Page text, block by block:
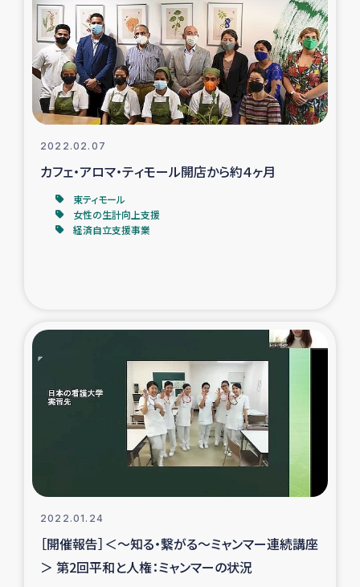
2022.02.07
カフェ・アロマ・ティモール開店から約４ヶ月
東ティモール
女性の生計向上支援
経済自立支援事業
2022.01.24
［開催報告］＜～知る・繋がる～ミャンマー連続講座
＞ 第2回平和と人権：ミャンマーの状況